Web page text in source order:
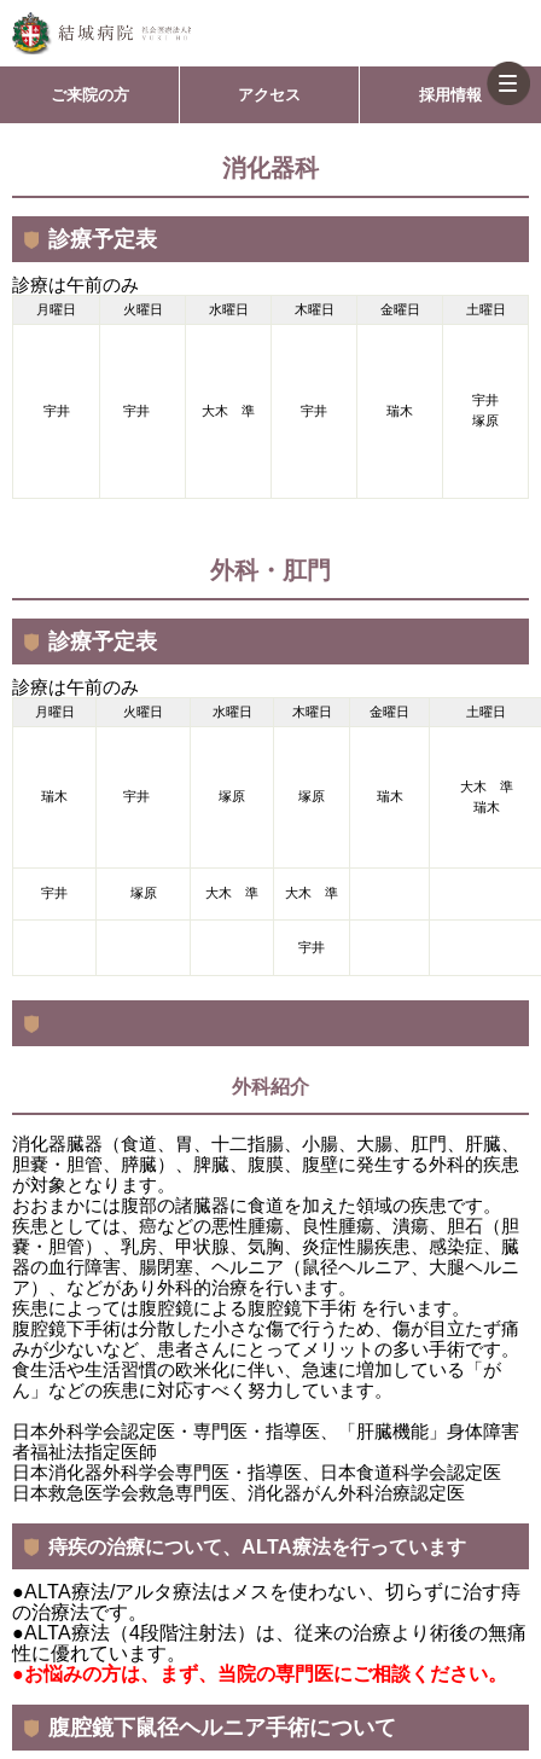
ご来院の方 アクセス 採用情報
消化器科
診療予定表
診療は午前のみ
月曜日 火曜日 水曜日 木曜日 金曜日 土曜日
宇井 宇井 大木 準 宇井 瑞木
宇井
塚原
外科・肛門
診療予定表
診療は午前のみ
月曜日 火曜日 水曜日 木曜日 金曜日 土曜日
瑞木 宇井 塚原 塚原 瑞木
大木 準
瑞木
宇井 塚原 大木 準 大木 準
宇井
外科紹介
消化器臓器（食道、胃、十二指腸、小腸、大腸、肛門、肝臓、
胆嚢・胆管、膵臓）、脾臓、腹膜、腹壁に発生する外科的疾患
が対象となります。
おおまかには腹部の諸臓器に食道を加えた領域の疾患です。
疾患としては、癌などの悪性腫瘍、良性腫瘍、潰瘍、胆石（胆
嚢・胆管）、乳房、甲状腺、気胸、炎症性腸疾患、感染症、臓
器の血行障害、腸閉塞、ヘルニア（鼠径ヘルニア、大腿ヘルニ
ア）、などがあり外科的治療を行います。
疾患によっては腹腔鏡による腹腔鏡下手術 を行います。
腹腔鏡下手術は分散した小さな傷で行うため、傷が目立たず痛
みが少ないなど、患者さんにとってメリットの多い手術です。
食生活や生活習慣の欧米化に伴い、急速に増加している「が
ん」などの疾患に対応すべく努力しています。
日本外科学会認定医・専門医・指導医、「肝臓機能」身体障害
者福祉法指定医師
日本消化器外科学会専門医・指導医、日本食道科学会認定医
日本救急医学会救急専門医、消化器がん外科治療認定医
痔疾の治療について、ALTA療法を行っています
●ALTA療法/アルタ療法はメスを使わない、切らずに治す痔
の治療法です。
●ALTA療法（4段階注射法）は、従来の治療より術後の無痛
性に優れています。
●お悩みの方は、まず、当院の専門医にご相談ください。
腹腔鏡下鼠径ヘルニア手術について